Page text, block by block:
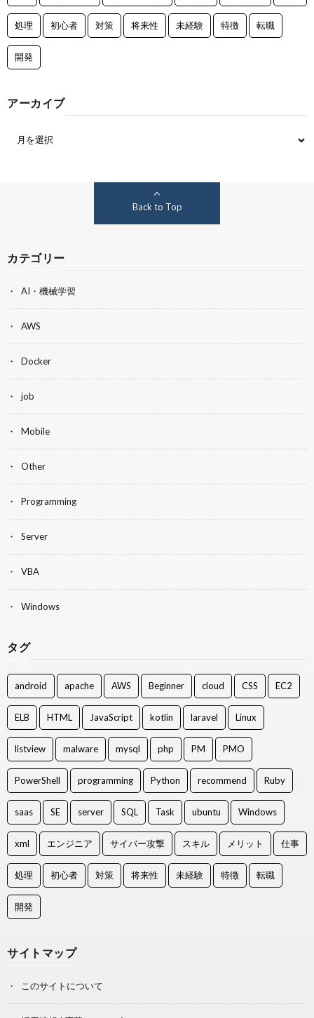
処理 初心者 対策 将来性 未経験 特徴 転職
開発
アーカイブ
Back to Top
カテゴリー
AI・機械学習
AWS
Docker
job
Mobile
Other
Programming
Server
VBA
Windows
タグ
android apache AWS Beginner cloud CSS EC2
ELB HTML JavaScript kotlin laravel Linux
listview malware mysql php PM PMO
PowerShell programming Python recommend Ruby
saas SE server SQL Task ubuntu Windows
xml エンジニア サイバー攻撃 スキル メリット 仕事
処理 初心者 対策 将来性 未経験 特徴 転職
開発
サイトマップ
このサイトについて